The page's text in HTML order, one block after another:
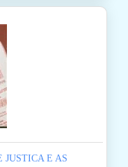
JUSTICA E AS